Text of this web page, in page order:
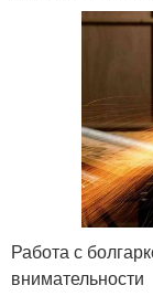
Работа с
внимательности